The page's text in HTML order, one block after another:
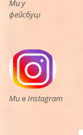
Ми у
фейсбуці
Ми в Instagram